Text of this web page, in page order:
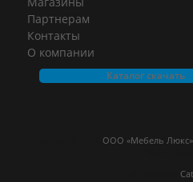
Партнерам
Контакты
О компании
Каталог скачать
ООО «Мебель